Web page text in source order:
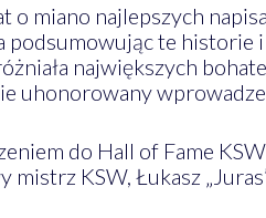
miano najlepszych
podsumowując te
największych
uhonorowany
do Hall of Fame
KSW, Łukasz